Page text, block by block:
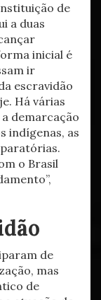
de
a duas
inicial é
ir
escravidão
Há várias
demarcação
indígenas, as
o Brasil
de
mas
de